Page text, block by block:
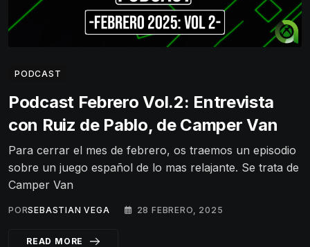
PODCAST
Podcast Febrero Vol.2: Entrevista
con Ruiz de Pablo, de Camper Van
Para cerrar el mes de febrero, os traemos un episodio
sobre un juego español de lo mas relajante. Se trata de
Camper Van
PORSEBASTIAN VEGA 28 FEBRERO, 2025
READ MORE